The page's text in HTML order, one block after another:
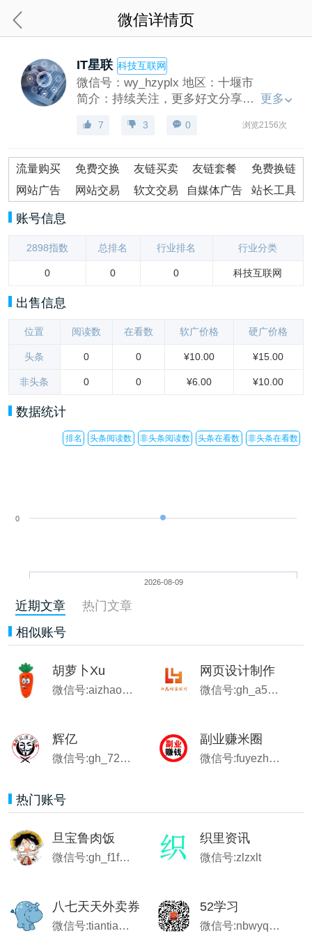
微信详情页
IT星联 科技互联网
微信号： wy_hzyplx 地区： 十堰市
简介：持续关注，更多好文分享中。。。
更多
7 3 0 浏览2156次
流量购买 免费交换 友链买卖 友链套餐
免费换链
网站广告
网站交易 软文交易 自媒体广告 站长工具
账号信息
2898指数 总排名 行业排名 行业分类
0 0 0 科技互联网
出售信息
位置 阅读数 在看数 软广价格 硬广价格
头条 0 0 ¥10.00 ¥15.00
非头条 0 0 ¥6.00 ¥10.00
数据统计
非头条在看数
头条在看数
非头条阅读数
头条阅读数
排名
2026-08-09
0
近期文章
热门文章
相似账号
胡萝卜Xu
微信号:aizhaoting2020
网页设计制作
微信号:gh_a5d9c70572b6
辉亿
微信号:gh_7233ceba948f
副业赚米圈
微信号:fuyezhuanmi
热门账号
旦宝鲁肉饭
微信号:gh_f1fecb4a399f
织里资讯
微信号:zlzxlt
八七天天外卖券
微信号:tiantianyouhuiquan
52学习
微信号:nbwyq007